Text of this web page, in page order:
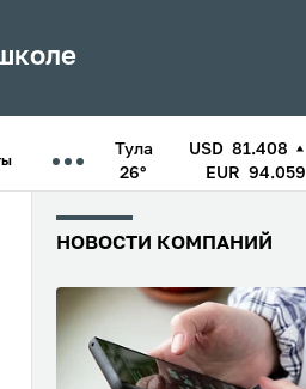
Тула
26°
USD 81.408
EUR 94.059
НОВОСТИ КОМПАНИЙ